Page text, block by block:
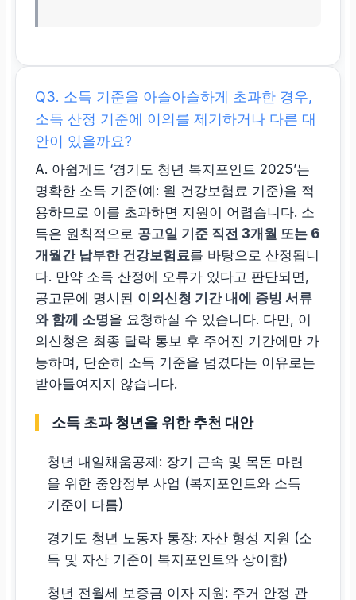
Q3. 소득 기준을 아슬아슬하게 초과한 경우,
소득 산정 기준에 이의를 제기하거나 다른 대
안이 있을까요?
A. 아쉽게도 ‘경기도 청년 복지포인트 2025’는
명확한 소득 기준(예: 월 건강보험료 기준)을 적
용하므로 이를 초과하면 지원이 어렵습니다. 소
득은 원칙적으로 공고일 기준 직전 3개월 또는 6
개월간 납부한 건강보험료를 바탕으로 산정됩니
다. 만약 소득 산정에 오류가 있다고 판단되면,
공고문에 명시된 이의신청 기간 내에 증빙 서류
와 함께 소명을 요청하실 수 있습니다. 다만, 이
의신청은 최종 탈락 통보 후 주어진 기간에만 가
능하며, 단순히 소득 기준을 넘겼다는 이유로는
받아들여지지 않습니다.
소득 초과 청년을 위한 추천 대안
청년 내일채움공제: 장기 근속 및 목돈 마련
을 위한 중앙정부 사업 (복지포인트와 소득
기준이 다름)
경기도 청년 노동자 통장: 자산 형성 지원 (소
득 및 자산 기준이 복지포인트와 상이함)
청년 전월세 보증금 이자 지원: 주거 안정 관